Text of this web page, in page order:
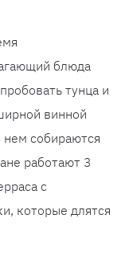
блюда
тунца и
винной
собираются
работают 3
с
которые длятся